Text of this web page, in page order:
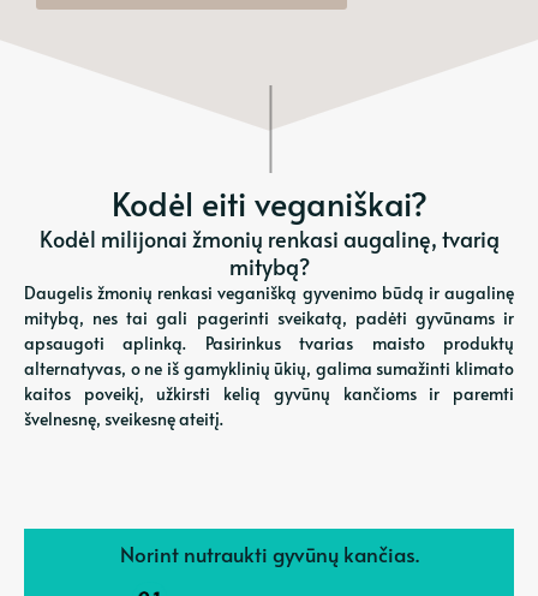
Kodėl eiti veganiškai?
Kodėl milijonai žmonių renkasi augalinę, tvarią
mitybą?
Daugelis žmonių renkasi veganišką gyvenimo būdą ir augalinę
mitybą, nes tai gali pagerinti sveikatą, padėti gyvūnams ir
apsaugoti aplinką. Pasirinkus tvarias maisto produktų
alternatyvas, o ne iš gamyklinių ūkių, galima sumažinti klimato
kaitos poveikį, užkirsti kelią gyvūnų kančioms ir paremti
švelnesnę, sveikesnę ateitį.
Norint nutraukti gyvūnų kančias.